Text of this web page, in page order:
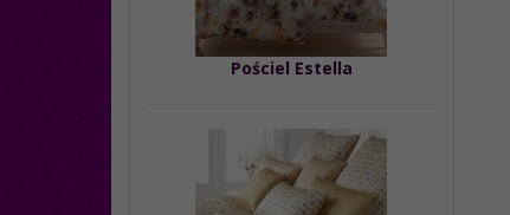
Pościel Estella